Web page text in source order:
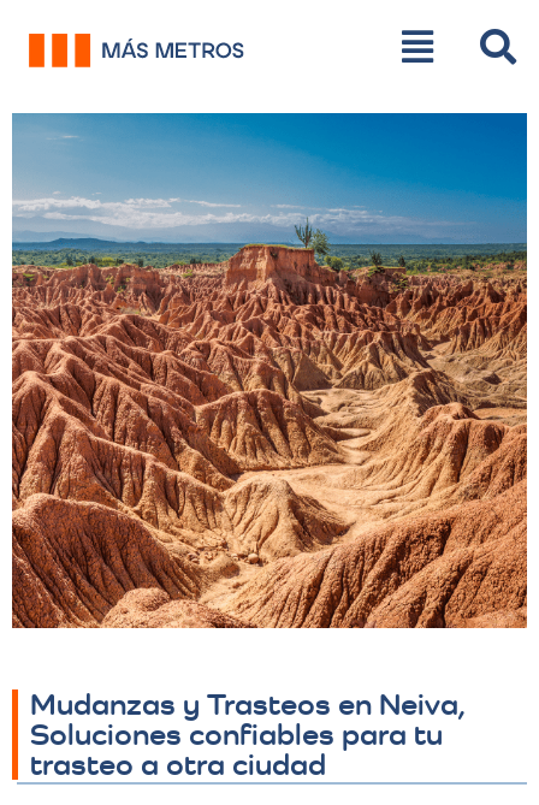
Mudanzas y Trasteos en Neiva,
Soluciones confiables para tu
trasteo a otra ciudad